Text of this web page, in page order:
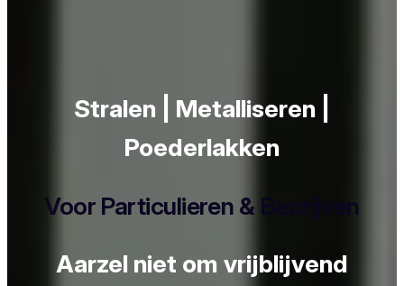
Stralen | Metalliseren |
Poederlakken
Voor Particulieren & Bedrijven
Aarzel niet om vrijblijvend